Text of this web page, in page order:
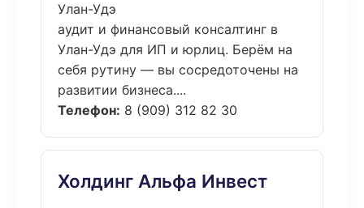
Улан-Удэ
аудит и финансовый консалтинг в
Улан-Удэ для ИП и юрлиц. Берём на
себя рутину — вы сосредоточены на
развитии бизнеса....
Телефон: 8 (909) 312 82 30
Холдинг Альфа Инвест